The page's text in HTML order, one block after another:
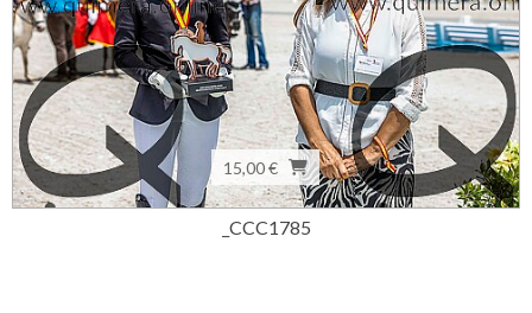
15,00 €
_CCC1785